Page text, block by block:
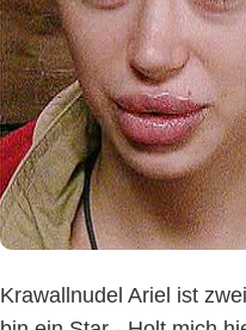
Krawallnudel Ariel ist